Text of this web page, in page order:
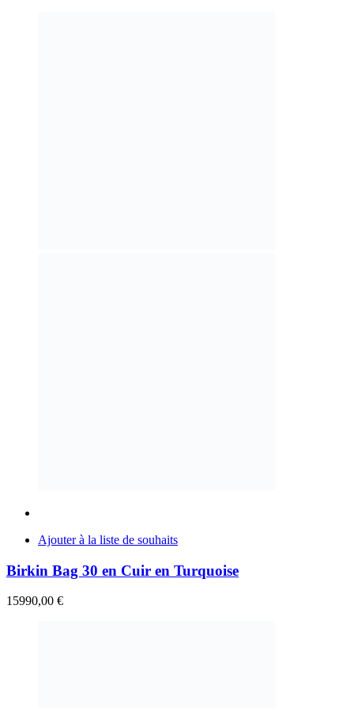
Ajouter à la liste de souhaits
Birkin Bag 30 en Cuir en Turquoise
15990,00 €